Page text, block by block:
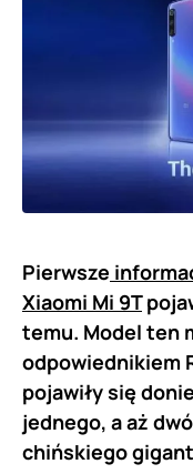
Pierwsze
Xiaomi Mi 9T
temu. Model ten
odpowiednikiem
pojawiły się
jednego, a aż
chińskiego